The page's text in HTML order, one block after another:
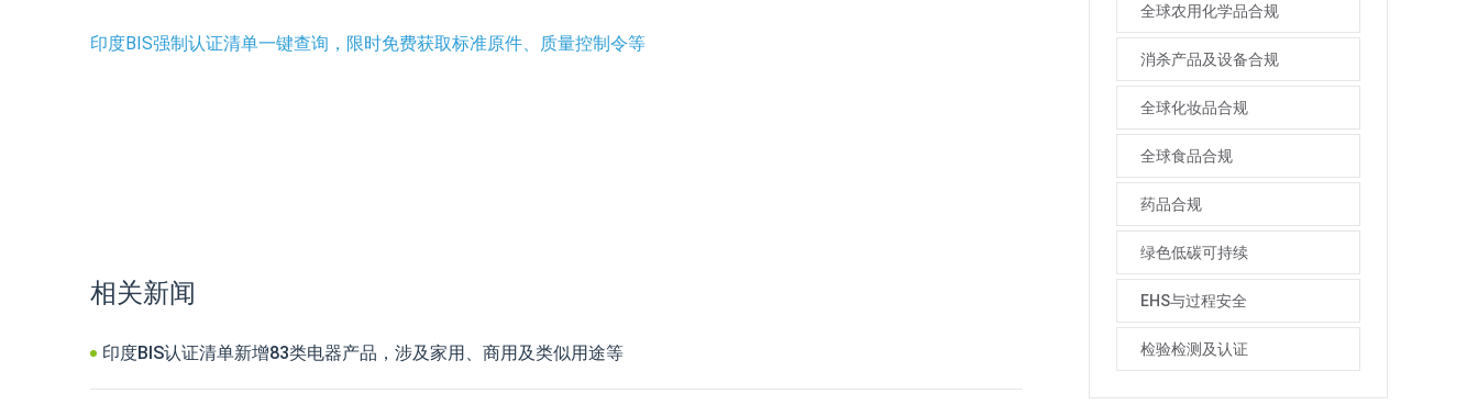
印度BIS强制认证清单一键查询，限时免费获取标准原件、质量控制令等
相关新闻
印度BIS认证清单新增83类电器产品，涉及家用、商用及类似用途等
全球农用化学品合规
消杀产品及设备合规
全球化妆品合规
全球食品合规
药品合规
绿色低碳可持续
EHS与过程安全
检验检测及认证